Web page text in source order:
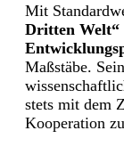
Mit
Dritten Welt“
Maßstäbe.
stets mit dem
Kooperation